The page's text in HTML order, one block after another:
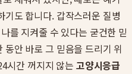
기도 합니다. 갑작스러운 질병
를 지켜줄 수 있다는 굳건한 믿
동안 바로 그 믿음을 드리기 위
시간 꺼지지 않는 고양시응급